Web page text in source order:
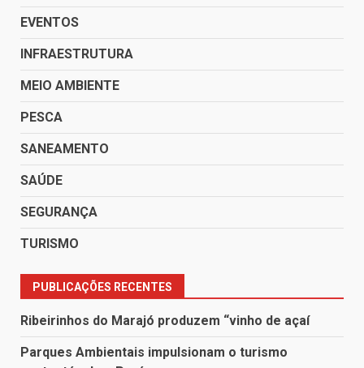
EVENTOS
INFRAESTRUTURA
MEIO AMBIENTE
PESCA
SANEAMENTO
SAÚDE
SEGURANÇA
TURISMO
PUBLICAÇÕES RECENTES
Ribeirinhos do Marajó produzem “vinho de açaí
Parques Ambientais impulsionam o turismo